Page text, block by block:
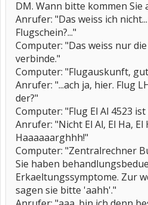
DM. Wann bitte kommen Sie
Anrufer: "Das weiss ich
Flugschein?..."
Computer: "Das weiss nur
verbinde."
Computer: "Flugauskunft,
Anrufer: "...ach ja, hier. Flug
der?"
Computer: "Flug El Al 4523
Anrufer: "Nicht El Al, El Ha, El
Haaaaaarghhh!"
Computer: "Zentralrechner
Sie haben
Erkaeltungssymptome. Zur
sagen sie bitte 'aahh'."